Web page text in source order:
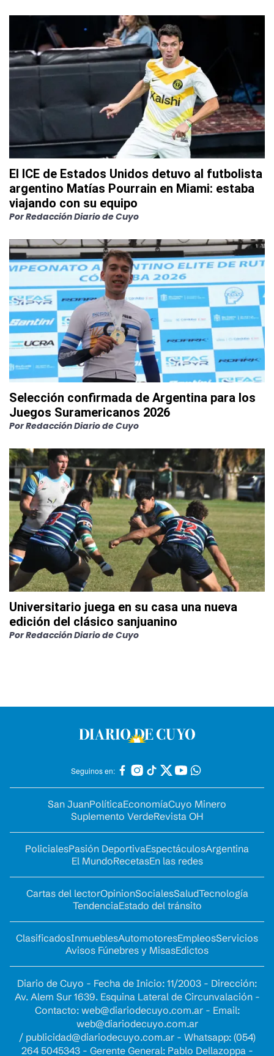
El ICE de Estados Unidos detuvo al futbolista
argentino Matías Pourrain en Miami: estaba
viajando con su equipo
PorRedacción Diario de Cuyo
Selección confirmada de Argentina para los
Juegos Suramericanos 2026
PorRedacción Diario de Cuyo
Universitario juega en su casa una nueva
edición del clásico sanjuanino
PorRedacción Diario de Cuyo
Seguinos en:
San JuanPolíticaEconomíaCuyo Minero
Suplemento VerdeRevista OH
PolicialesPasión DeportivaEspectáculosArgentina
El MundoRecetasEn las redes
Cartas del lectorOpinionSocialesSaludTecnología
TendenciaEstado del tránsito
ClasificadosInmueblesAutomotoresEmpleosServicios
Avisos Fúnebres y MisasEdictos
Diario de Cuyo - Fecha de Inicio: 11/2003 - Dirección:
Av. Alem Sur 1639. Esquina Lateral de Circunvalación -
Contacto: web@diariodecuyo.com.ar- Email:
web@diariodecuyo.com.ar
/ publicidad@diariodecuyo.com.ar- Whatsapp: (054)
264 5045343 - Gerente General: Pablo Dellazoppa -